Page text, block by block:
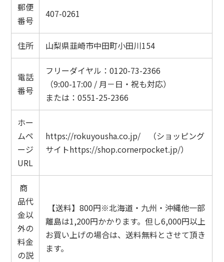
ー自社製粉全粒粉使用商品
ー 季節限定商品
ラスク
手提げ袋
ABOUT
当社ホームページ
特定商取引法に基づく表記
会員登録について
FAXでご注文の方
CONTACT
郵便
番号
407-0261
住所 山梨県韮崎市中田町小田川154
電話
番号
フリーダイヤル：0120-73-2366
（9:00-17:00 / 月－日・祝も対応）
または：0551-25-2366
ホー
ムペ
ージ
URL
https://rokuyousha.co.jp/（ショッピング
サイトhttps://shop.cornerpocket.jp/）
商
品代
金以
外の
料金
の説
【送料】800円※北海道・九州・沖縄他一部
離島は1,200円かかります。但し6,000円以上
お買い上げの場合は、送料無料とさせて頂き
ます。